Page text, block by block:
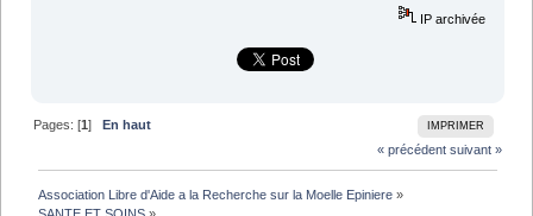
IP archivée
IMPRIMER
Pages: [1]En haut
« précédent suivant »
Association Libre d'Aide a la Recherche sur la Moelle Epiniere »